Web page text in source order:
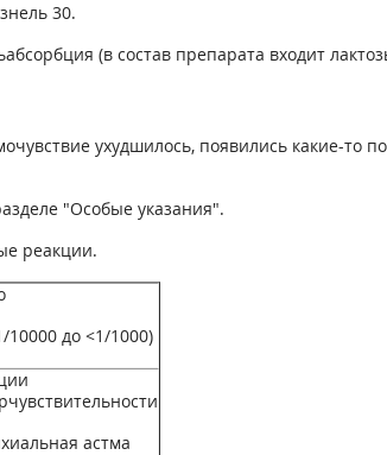
30.
(в состав препарата входит
ухудшилось, появились какие-то
"Особые указания".
реакции.
10000 до <1/1000)
астма